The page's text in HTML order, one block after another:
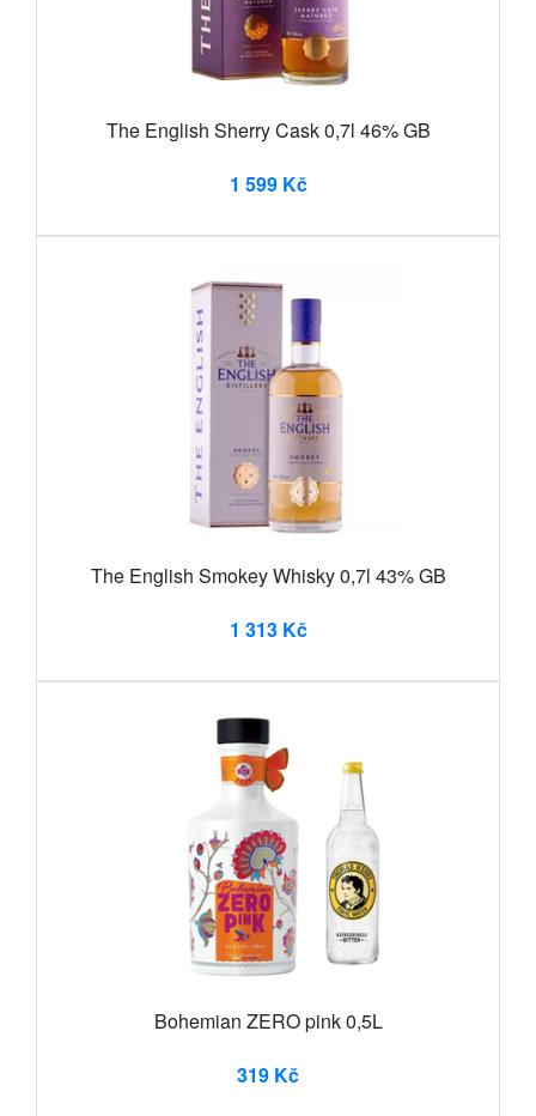
The English Sherry Cask 0,7l 46% GB
1 599 Kč
The English Smokey Whisky 0,7l 43% GB
1 313 Kč
Bohemian ZERO pink 0,5L
319 Kč